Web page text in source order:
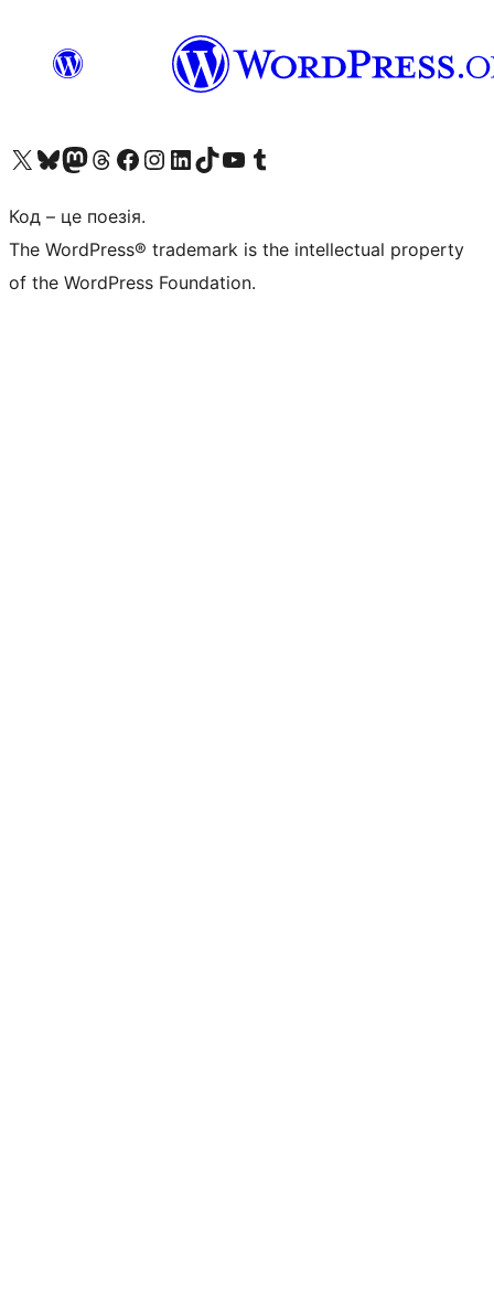
Visit our X (formerly Twitter) account
Visit our Bluesky account
Завітайте до нашої стрічки в Mastodon
Visit our Threads account
Завітайте на нашу сторінку в Facebook
Visit our Instagram account
Visit our LinkedIn account
Visit our TikTok account
Visit our YouTube channel
Visit our Tumblr account
Код – це поезія.
The WordPress® trademark is the intellectual property
of the WordPress Foundation.